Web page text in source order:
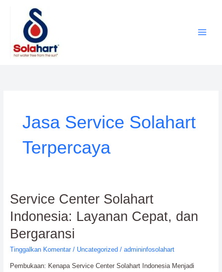
Jasa Service Solahart
Terpercaya
Service Center Solahart
Indonesia: Layanan Cepat, dan
Bergaransi
Tinggalkan Komentar / Uncategorized / admininfosolahart
Pembukaan: Kenapa Service Center Solahart Indonesia Menjadi
Service
Center
Solahart
Indonesia:
Layanan
Cepat,